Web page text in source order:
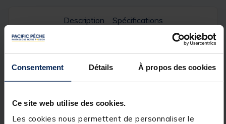
Consentement Détails À propos des cookies
Ce site web utilise des cookies.
Les cookies nous permettent de personnaliser le
Description Spécifications
Description & détails
Description
maintenir ses appâts au sec, se porte à la ceinture
grâce à un clip, fermeture solide.